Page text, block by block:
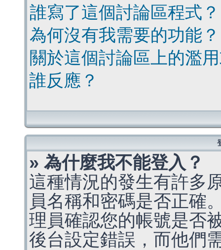
誰寫了這個討論區程式？
為何沒有我需要的功能？
關於這個討論區上的濫
誰反應？
» 為什麼我不能登入？
這種情況的發生有許多
員名稱和密碼是否正確
理員確認您的帳號是否
後台設定錯誤，而他們